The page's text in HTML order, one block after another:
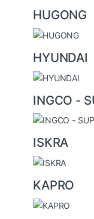
HUGONG
HYUNDAI
INGCO -
ISKRA
KAPRO